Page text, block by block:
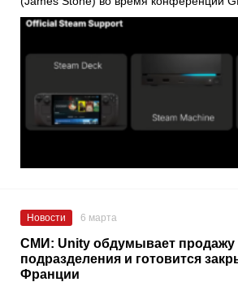
Новости 6 марта
СМИ: Unity обдумывает продажу
подразделения и готовится
Франции